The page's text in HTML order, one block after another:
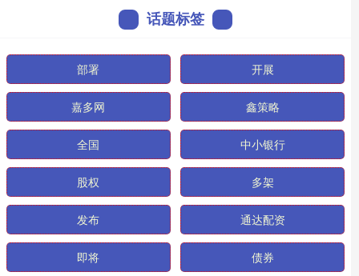
话题标签
部署 开展
嘉多网 鑫策略
全国 中小银行
股权 多架
发布 通达配资
即将 债券